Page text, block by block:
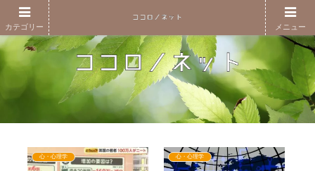
心・心理学 心・心理学
カテゴリー メニュー